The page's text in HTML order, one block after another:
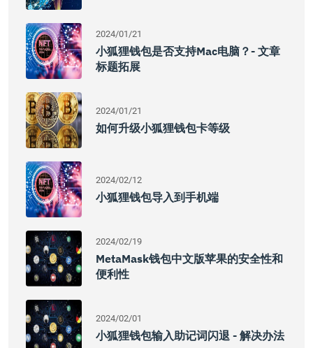
2024/01/21
小狐狸钱包是否支持Mac电脑？- 文章
标题拓展
2024/01/21
如何升级小狐狸钱包卡等级
2024/02/12
小狐狸钱包导入到手机端
2024/02/19
MetaMask钱包中文版苹果的安全性和
便利性
2024/02/01
小狐狸钱包输入助记词闪退 - 解决办法